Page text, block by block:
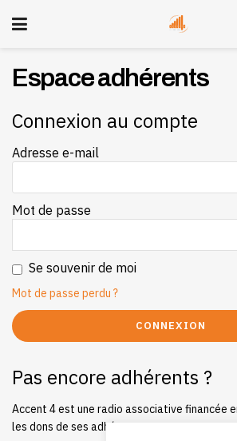
Espace adhérents
Connexion au compte
Adresse e-mail
Mot de passe
Se souvenir de moi
Mot de passe perdu ?
Pas encore adhérents ?
Accent 4 est une radio associative financée
les dons de ses adhérents.